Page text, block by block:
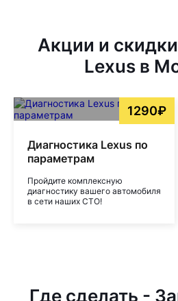
Акции и
Lexus в
1290₽
Диагностика Lexus по
параметрам
Пройдите комплексную
диагностику вашего автомобиля
в сети наших СТО!
Где сделать -